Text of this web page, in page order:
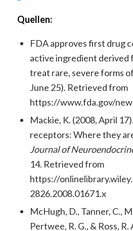
Quellen:
FDA approves first drug
active ingredient derived
treat rare, severe forms
June 25). Retrieved from
https://www.fda.gov/
Mackie, K. (2008, April
receptors: Where they
Journal of
14. Retrieved from
https://
2826.2008.01671.x
McHugh, D., Tanner, C.,
Pertwee, R. G., & Ross,